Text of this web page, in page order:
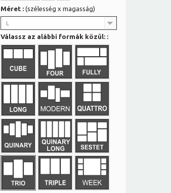
Méret : (szélesség x magasság)
L
Válassz az alábbi formák közül: :